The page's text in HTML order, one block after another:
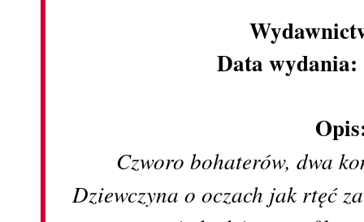
Data wydania:
Czworo bohaterów, dwa
Dziewczyna o oczach jak rtęć